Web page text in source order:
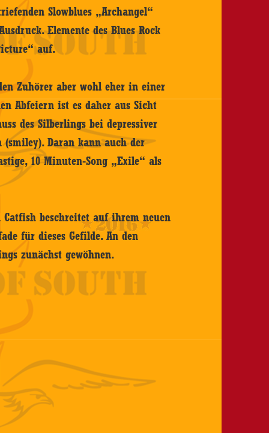
Slowblues „Archangel“
Elemente des Blues Rock
auf.
Zuhörer aber wohl eher in einer
Abfeiern ist es daher aus Sicht
des Silberlings bei depressiver
Daran kann auch der
10 Minuten-Song „Exile“ als
Catfish beschreitet auf ihrem neuen
für dieses Gefilde. An den
zunächst gewöhnen.